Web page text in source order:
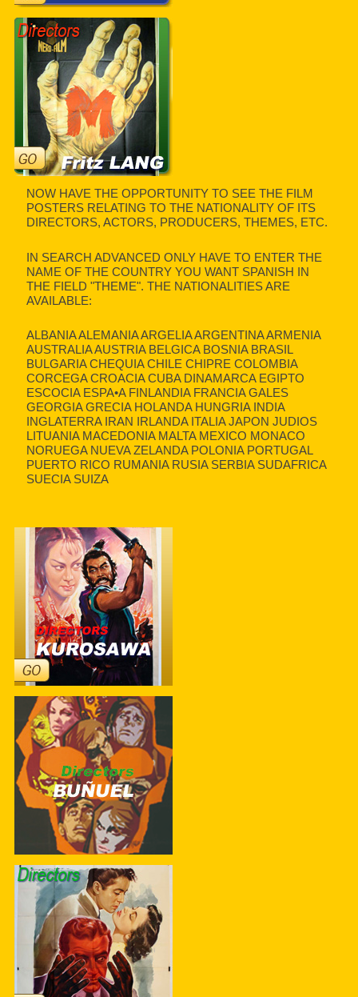
NOW HAVE THE OPPORTUNITY TO SEE THE FILM
POSTERS RELATING TO THE NATIONALITY OF ITS
DIRECTORS, ACTORS, PRODUCERS, THEMES, ETC.
IN SEARCH ADVANCED ONLY HAVE TO ENTER THE
NAME OF THE COUNTRY YOU WANT SPANISH IN
THE FIELD "THEME". THE NATIONALITIES ARE
AVAILABLE:
ALBANIA ALEMANIA ARGELIA ARGENTINA ARMENIA
AUSTRALIA AUSTRIA BELGICA BOSNIA BRASIL
BULGARIA CHEQUIA CHILE CHIPRE COLOMBIA
CORCEGA CROACIA CUBA DINAMARCA EGIPTO
ESCOCIA ESPA•A FINLANDIA FRANCIA GALES
GEORGIA GRECIA HOLANDA HUNGRIA INDIA
INGLATERRA IRAN IRLANDA ITALIA JAPON JUDIOS
LITUANIA MACEDONIA MALTA MEXICO MONACO
NORUEGA NUEVA ZELANDA POLONIA PORTUGAL
PUERTO RICO RUMANIA RUSIA SERBIA SUDAFRICA
SUECIA SUIZA